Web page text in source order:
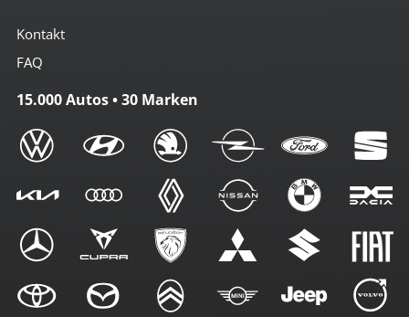
Kontakt
FAQ
15.000 Autos • 30 Marken